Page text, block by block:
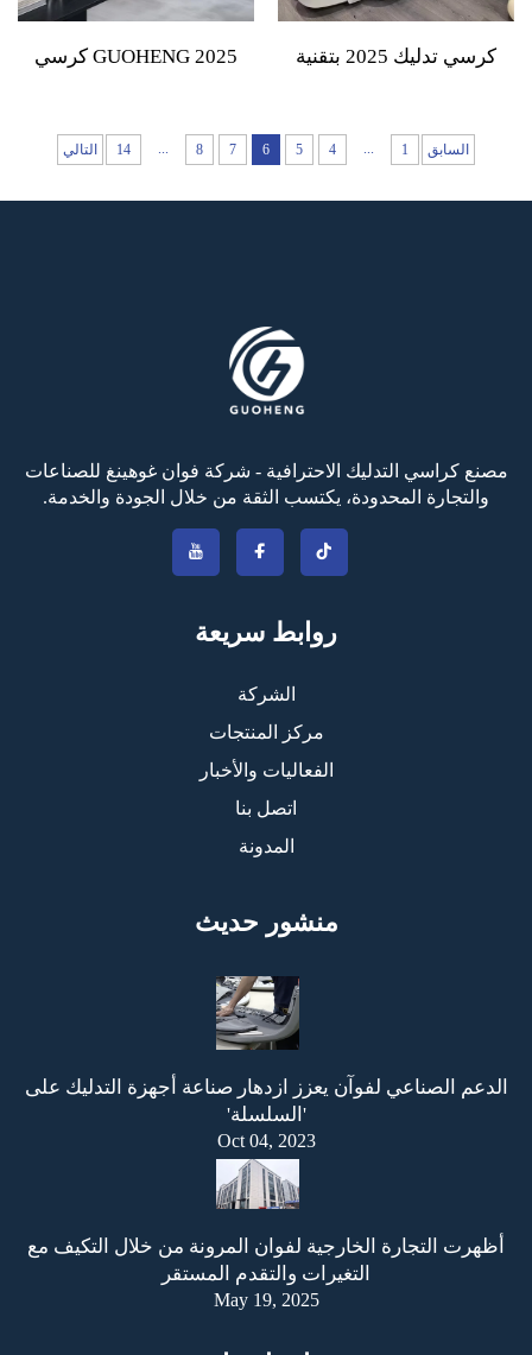
كرسي تدليك 2025 بتقنية
وكامل الجسم
GUOHENG 2025 كرسي
الصفرية وتمديد كامل للجسم
السابق 1
...
4
5
6
7
8
...
14 التالي
مصنع كراسي التدليك الاحترافية - شركة فوان غوهينغ للصناعات
والتجارة المحدودة، يكتسب الثقة من خلال الجودة والخدمة.
روابط سريعة
الشركة
مركز المنتجات
الفعاليات والأخبار
اتصل بنا
المدونة
منشور حديث
الدعم الصناعي لفوآن يعزز ازدهار صناعة أجهزة التدليك على
'السلسلة'
Oct 04, 2023
أظهرت التجارة الخارجية لفوان المرونة من خلال التكيف مع
التغيرات والتقدم المستقر
May 19, 2025